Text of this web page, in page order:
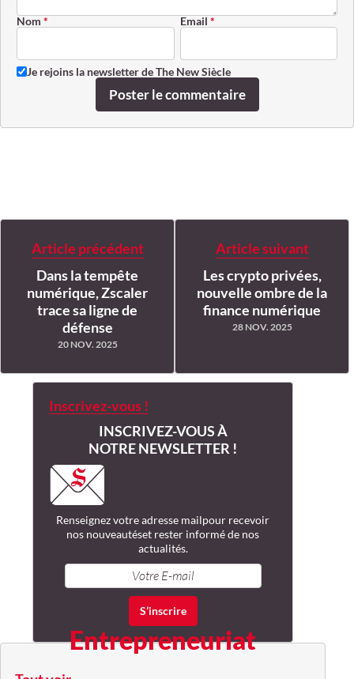
Nom * Email *
Je rejoins la newsletter de The New Siècle
Poster le commentaire
Article précédent
Dans la tempête
numérique, Zscaler
trace sa ligne de
défense
20 NOV. 2025
Article suivant
Les crypto privées,
nouvelle ombre de la
finance numérique
28 NOV. 2025
Inscrivez-vous !
INSCRIVEZ-VOUS À
NOTRE NEWSLETTER !
Renseignez votre adresse mailpour recevoir
nos nouveautéset rester informé de nos
actualités.
Entrepreneuriat